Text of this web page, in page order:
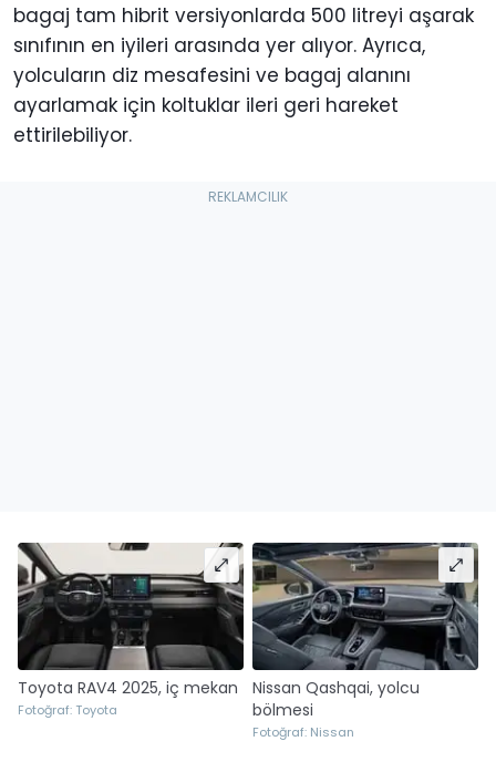
bagaj tam hibrit versiyonlarda 500 litreyi aşarak
sınıfının en iyileri arasında yer alıyor. Ayrıca,
yolcuların diz mesafesini ve bagaj alanını
ayarlamak için koltuklar ileri geri hareket
ettirilebiliyor.
Toyota RAV4 2025, iç mekan
Fotoğraf: Toyota
Nissan Qashqai, yolcu
bölmesi
Fotoğraf: Nissan